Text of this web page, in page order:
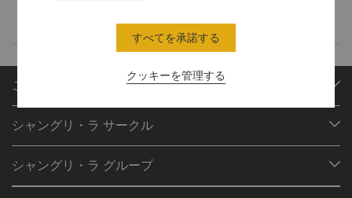
$$$ 中国料理
ご予約
ご予約の検索
レストラン＆バー
シャングリ・ラ サークル
シャングリ・ラ サークルに入会
シャングリ・ラ グループ
クッキーを管理する
すべてを承諾する